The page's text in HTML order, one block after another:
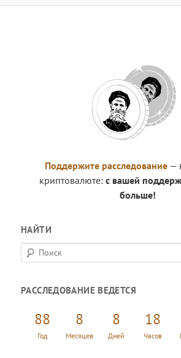
Поддержите расследование —
криптовалюте: с вашей
больше!
НАЙТИ
П
о
с
РАССЛЕДОВАНИЕ ВЕДЕТСЯ
88
Год
8
Месяцев
8
Дней
18
Часов